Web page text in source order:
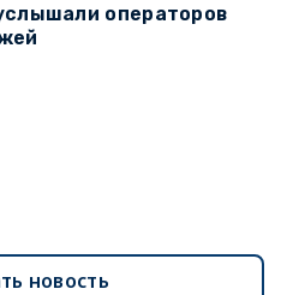
операторов
новость